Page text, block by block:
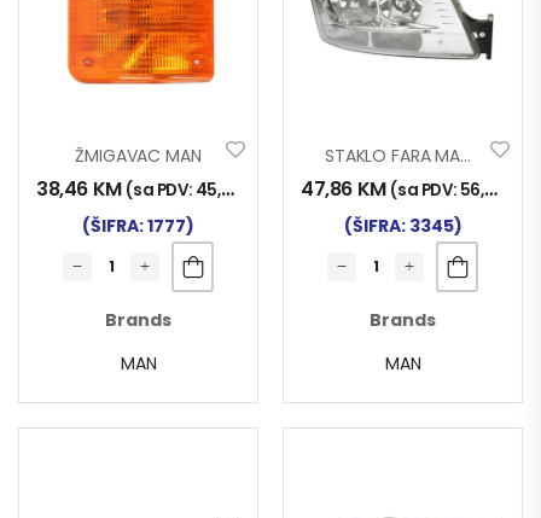
ŽMIGAVAC MAN
38,46 KM (sa PDV: 45,00
(ŠIFRA: 1777)
Brands
MAN
STAKLO FARA MAN TG-X D
47,86 KM (sa PDV: 56,00
(ŠIFRA: 3345)
Brands
MAN